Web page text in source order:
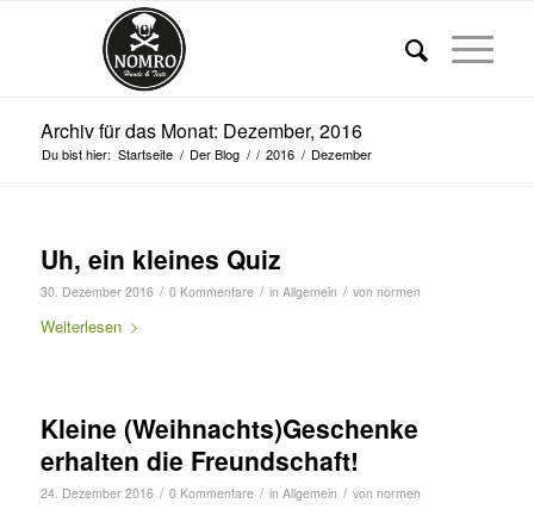
Archiv für das Monat: Dezember, 2016
Du bist hier: Startseite / Der Blog / / 2016 / Dezember
Uh, ein kleines Quiz
30. Dezember 2016 / 0 Kommentare / in Allgemein / von normen
Weiterlesen
Kleine (Weihnachts)Geschenke
erhalten die Freundschaft!
24. Dezember 2016 / 0 Kommentare / in Allgemein / von normen